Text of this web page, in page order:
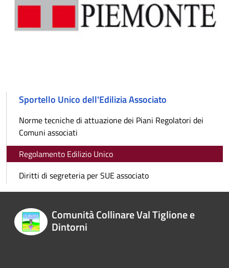
Sportello Unico dell'Edilizia Associato
Norme tecniche di attuazione dei Piani Regolatori dei
Comuni associati
Regolamento Edilizio Unico
Diritti di segreteria per SUE associato
Comunità Collinare Val Tiglione e
Dintorni